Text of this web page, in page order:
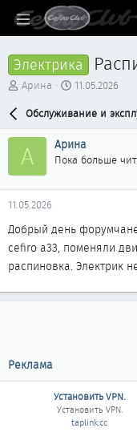
Электрика
А
р
т
м
ы
Арина
Д
т
н
а
а
11.05.2026
Обслуживание и
А Арина
Пока больше
11.05.2026
Добрый день
cefiro a33, поменяли
распиновка. Электрик
Реклама
Установить VPN.
Установить VPN.
taplink.cc